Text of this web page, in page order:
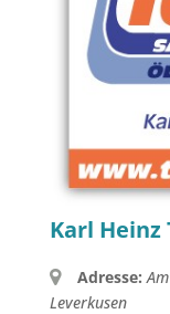
Karl Heinz
Adresse:
Leverkusen